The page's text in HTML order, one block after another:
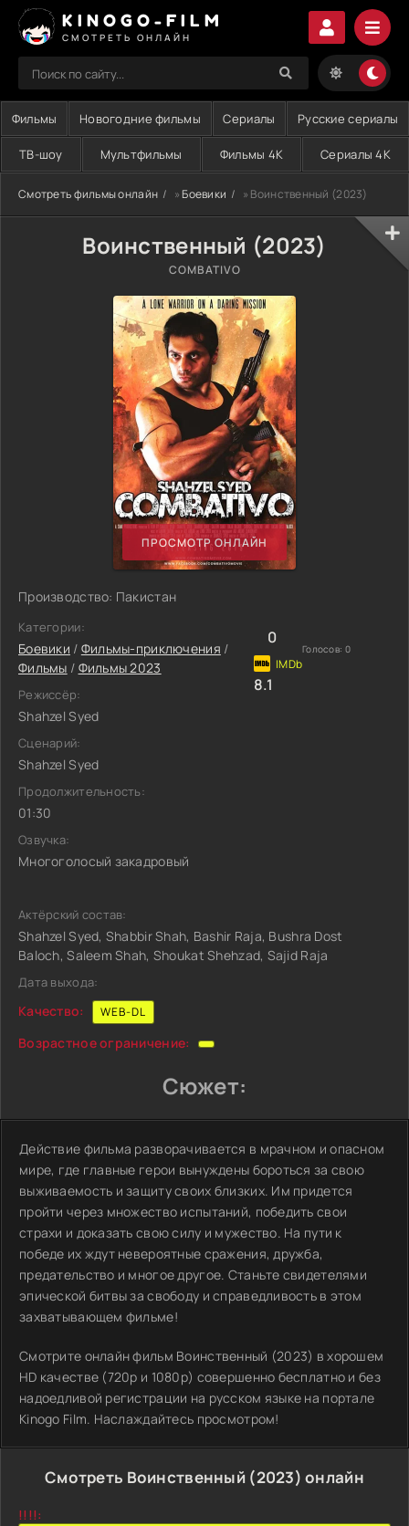
KINOGO-FILM
СМОТРЕТЬ ОНЛАЙН
Фильмы Новогодние фильмы Сериалы Русские сериалы
ТВ-шоу Мультфильмы Фильмы 4K Сериалы 4K
Смотреть фильмы онлайн »Боевики » Воинственный (2023)
Воинственный (2023)
COMBATIVO
ПРОСМОТР ОНЛАЙН
Производство: Пакистан
Категории:
Боевики / Фильмы-приключения /
Фильмы / Фильмы 2023
Режиссёр:
Shahzel Syed
Сценарий:
Shahzel Syed
Продолжительность:
01:30
Озвучка:
Многоголосый закадровый
0
Голосов: 0
8.1
Актёрский состав:
Shahzel Syed, Shabbir Shah, Bashir Raja, Bushra Dost
Baloch, Saleem Shah, Shoukat Shehzad, Sajid Raja
Дата выхода:
Качество: WEB-DL
Возрастное ограничение:
Сюжет:
Действие фильма разворачивается в мрачном и опасном
мире, где главные герои вынуждены бороться за свою
выживаемость и защиту своих близких. Им придется
пройти через множество испытаний, победить свои
страхи и доказать свою силу и мужество. На пути к
победе их ждут невероятные сражения, дружба,
предательство и многое другое. Станьте свидетелями
эпической битвы за свободу и справедливость в этом
захватывающем фильме!
Смотрите онлайн фильм Воинственный (2023) в хорошем
HD качестве (720p и 1080p) совершенно бесплатно и без
надоедливой регистрации на русском языке на портале
Kinogo Film. Наслаждайтесь просмотром!
Смотреть Воинственный (2023) онлайн
!!!!: